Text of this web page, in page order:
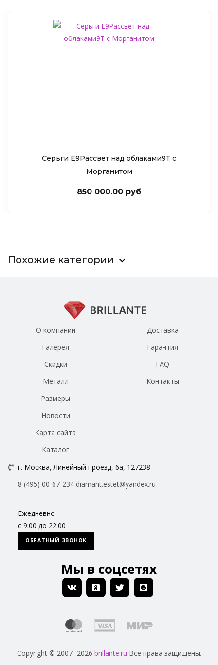
Серьги Е9Рассвет над облаками9Т c
Морганитом
850 000.00 руб
Похожие категории
О компании
Галерея
Скидки
Металл
Размеры
Новости
Доставка
Гарантия
FAQ
Контакты
Карта сайта
Каталог
г. Москва, Линейный проезд, 6а, 127238
8 (495) 00-67-234 diamant.estet@yandex.ru
Ежедневно
с 9:00 до 22:00
ОБРАТНЫЙ ЗВОНОК
Мы в соцсетях
Copyright © 2007- 2026 brillante.ru Все права защищены.